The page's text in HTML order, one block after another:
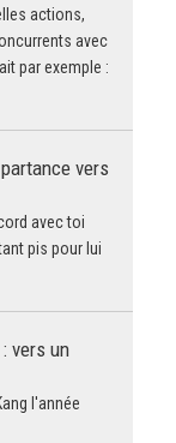
actions,
avec
par exemple :
vers
avec toi
pis pour lui
vers un
l'année